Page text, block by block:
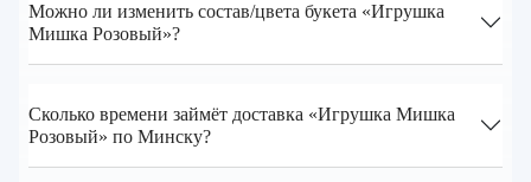
Можно ли изменить состав/цвета букета «Игрушка
Мишка Розовый»?
Сколько времени займёт доставка «Игрушка Мишка
Розовый» по Минску?